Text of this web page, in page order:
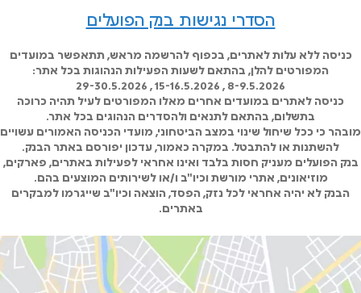
הסדרי נגישות בנק הפועלים
כניסה ללא עלות לאתרים, בכפוף להרשמה מראש, תתאפשר במועדים
המפורטים להלן, בהתאם לשעות הפעילות הנהוגות בכל אתר:
8-9.5.2026 , 15-16.5.2026 , 29-30.5.2026
כניסה לאתרים במועדים אחרים מאלו המפורטים לעיל תהיה כרוכה
בתשלום, בהתאם לתנאים ולהסדרים הנהוגים בכל אתר.
מובהר כי ככל שיחול שינוי במצב הביטחוני, מועדי הכניסה האמורים עשויים
להשתנות או להתבטל. במקרה כאמור, עדכון יפורסם באתר הבנק.
בנק הפועלים מעניק חסות בלבד ואינו אחראי לפעילות באתרים, פארקים,
מוזיאונים, אתרי מורשת וכיו"ב ו/או לשירותים המוצעים בהם.
הבנק לא יהיה אחראי לכל נזק, הפסד, הוצאה וכיו"ב שייגרמו למבקרים
באתרים.